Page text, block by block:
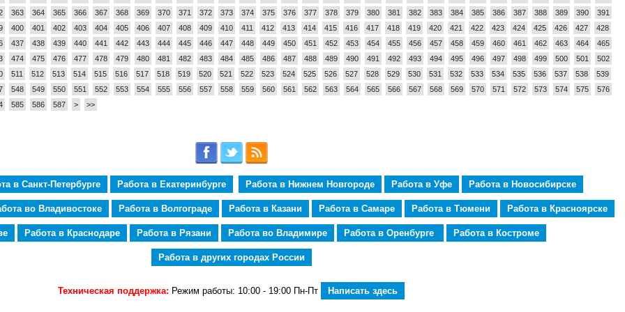
363 364 365 366 367 368 369 370 371 372 373 374 375 376 377 378 379 380 381 382 383 384 385 386 387 388 389 390
391
400 401 402 403 404 405 406 407 408 409 410 411 412 413 414 415 416 417 418 419 420 421 422 423 424 425 426 427
428
437 438 439 440 441 442 443 444 445 446 447 448 449 450 451 452 453 454 455 456 457 458 459 460 461 462 463 464
465
474 475 476 477 478 479 480 481 482 483 484 485 486 487 488 489 490 491 492 493 494 495 496 497 498 499 500 501
502
511 512 513 514 515 516 517 518 519 520 521 522 523 524 525 526 527 528 529 530 531 532 533 534 535 536 537 538
539
548 549 550 551 552 553 554 555 556 557 558 559 560 561 562 563 564 565 566 567 568 569 570 571 572 573 574 575
576
585 586 587 > >>
в Санкт-Петербурге Работа в Екатеринбурге Работа в Нижнем Новгороде Работа в Уфе Работа в Новосибирске
во Владивостоке Работа в Волгограде Работа в Казани Работа в Самаре Работа в Тюмени Работа в Красноярске
Работа в Краснодаре Работа в Рязани Работа во Владимире Работа в Оренбурге Работа в Костроме
Работа в других городах России
Техническая поддержка: Режим работы: 10:00 - 19:00 Пн-Пт Написать здесь